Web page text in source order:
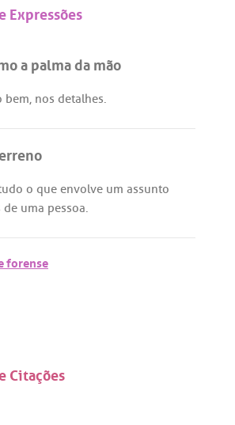
Expressões
a palma da mão
bem, nos detalhes.
o que envolve um assunto
de uma pessoa.
forense
Citações